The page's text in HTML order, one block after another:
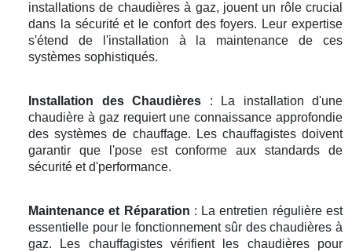
installations de chaudières à gaz, jouent un rôle crucial
dans la sécurité et le confort des foyers. Leur expertise
s'étend de l'installation à la maintenance de ces
systèmes sophistiqués.
Installation des Chaudières : La installation d'une
chaudière à gaz requiert une connaissance approfondie
des systèmes de chauffage. Les chauffagistes doivent
garantir que l'pose est conforme aux standards de
sécurité et d'performance.
Maintenance et Réparation : La entretien régulière est
essentielle pour le fonctionnement sûr des chaudières à
gaz. Les chauffagistes vérifient les chaudières pour